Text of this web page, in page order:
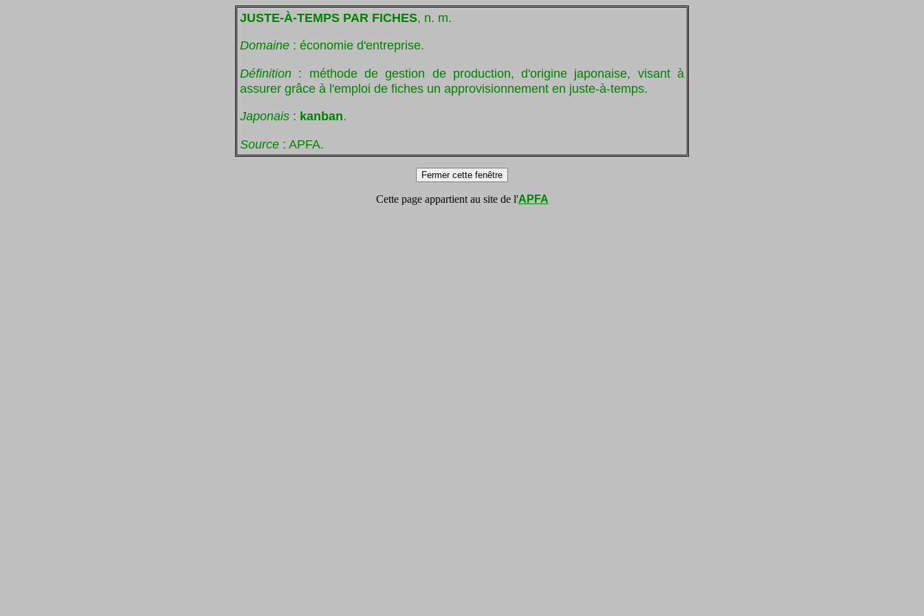
JUSTE-À-TEMPS PAR FICHES, n. m.
Domaine : économie d'entreprise.
Définition : méthode de gestion de production, d'origine japonaise, visant à
assurer grâce à l'emploi de fiches un approvisionnement en juste-à-temps.
Japonais : kanban.
Source : APFA.
Cette page appartient au site de l'APFA